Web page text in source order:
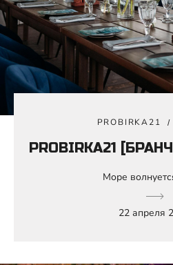
PROBIRKA21
PROBIRKA21
Море
22 апреля